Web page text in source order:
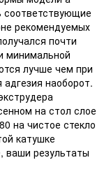
соответствующие
рекомендуемых
почти
минимальной
лучше чем при
наоборот.
на стол слое
на чистое стекло
катушке
ваши результаты